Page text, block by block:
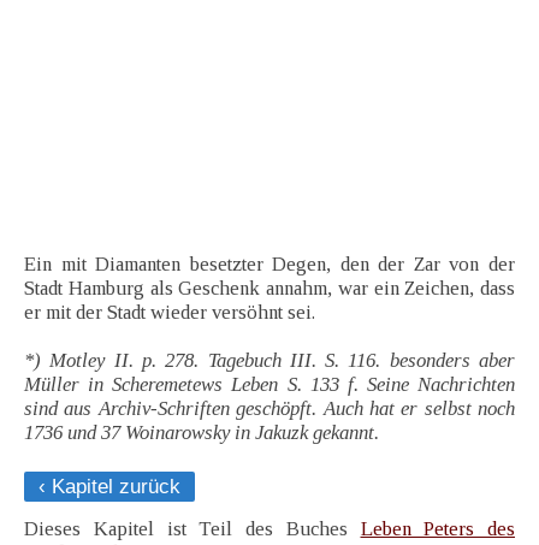
Ein mit Diamanten besetzter Degen, den der Zar von der
Stadt Hamburg als Geschenk annahm, war ein Zeichen, dass
er mit der Stadt wieder versöhnt sei.
*) Motley II. p. 278. Tagebuch III. S. 116. besonders aber
Müller in Scheremetews Leben S. 133 f. Seine Nachrichten
sind aus Archiv-Schriften geschöpft. Auch hat er selbst noch
1736 und 37 Woinarowsky in Jakuzk gekannt.
‹ Kapitel zurück
Dieses Kapitel ist Teil des Buches Leben Peters des